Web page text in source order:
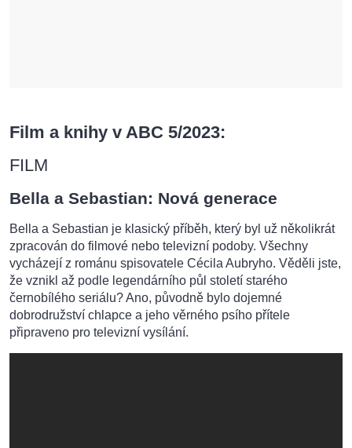
Film a knihy v ABC 5/2023:
FILM
Bella a Sebastian: Nová generace
Bella a Sebastian je klasický příběh, který byl už několikrát
zpracován do filmové nebo televizní podoby. Všechny
vycházejí z románu spisovatele Cécila Aubryho. Věděli jste,
že vznikl až podle legendárního půl století starého
černobílého seriálu? Ano, původně bylo dojemné
dobrodružství chlapce a jeho věrného psího přítele
připraveno pro televizní vysílání.